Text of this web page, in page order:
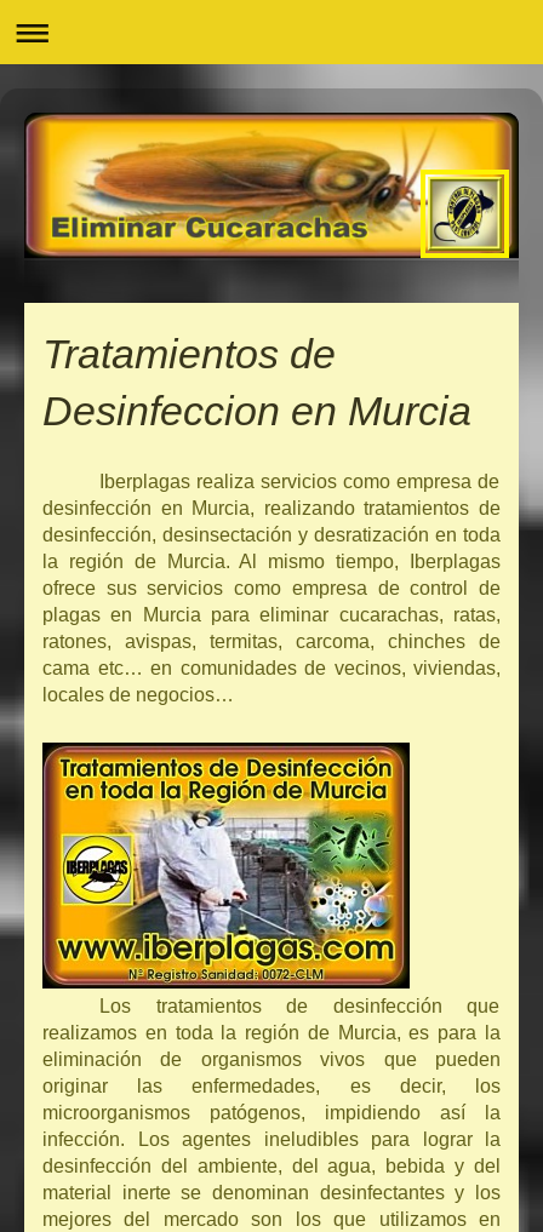
Tratamientos de
Desinfeccion en Murcia
Iberplagas realiza servicios como empresa de
desinfección en Murcia, realizando tratamientos de
desinfección, desinsectación y desratización en toda
la región de Murcia. Al mismo tiempo, Iberplagas
ofrece sus servicios como empresa de control de
plagas en Murcia para eliminar cucarachas, ratas,
ratones, avispas, termitas, carcoma, chinches de
cama etc… en comunidades de vecinos, viviendas,
locales de negocios…
Los tratamientos de desinfección que
realizamos en toda la región de Murcia, es para la
eliminación de organismos vivos que pueden
originar las enfermedades, es decir, los
microorganismos patógenos, impidiendo así la
infección. Los agentes ineludibles para lograr la
desinfección del ambiente, del agua, bebida y del
material inerte se denominan desinfectantes y los
mejores del mercado son los que utilizamos en